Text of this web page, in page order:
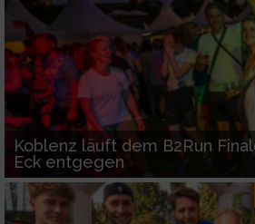
Koblenz läuft dem B2Run
Eck entgegen